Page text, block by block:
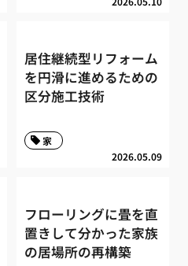
居住継続型リフォーム
を円滑に進めるための
区分施工技術
2026.05.09
家
フローリングに畳を直
置きして分かった家族
の居場所の再構築